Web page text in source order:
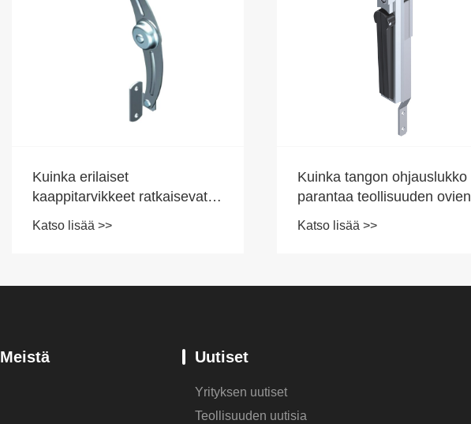
Kuinka erilaiset
kaappitarvikkeet ratkaisevat
keittiön kipupisteet ja lisäävät
Katso lisää >>
Kuinka tangon ohjauslukko
parantaa teollisuuden ovien
turvallisuutta ja tehokkuutta?
Katso lisää >>
Meistä Uutiset
Yrityksen uutiset
Teollisuuden uutisia